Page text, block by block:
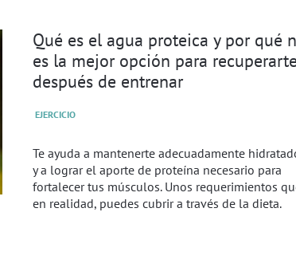
Qué es el agua proteica y por qué
es la mejor opción para recuperarte
después de entrenar
EJERCICIO
Te ayuda a mantenerte adecuadamente
y a lograr el aporte de proteína necesario para
fortalecer tus músculos. Unos requerimientos
en realidad, puedes cubrir a través de la dieta.